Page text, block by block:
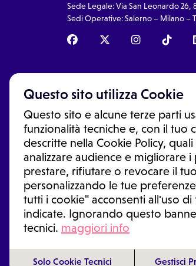
Questo sito utilizza Cookie
Questo sito e alcune terze parti
funzionalità tecniche e, con il tuo
descritte nella Cookie Policy,
analizzare audience e migliorare
prestare, rifiutare o revocare il
personalizzando le tue
tutti i cookie" acconsenti all'uso
indicate. Ignorando questo
tecnici. maggiori info
Solo Cookie Tecnici Gestisci
Sede Legale: Via San Leonardo 26,
Sedi Operative: Salerno – Milano –
Le informazioni proposte in questo
sostituiscono un consulto, una
informazioni disponibili come
trattamento o l'assunzione o
generale o uno specialista.
Condizioni di utilizzo